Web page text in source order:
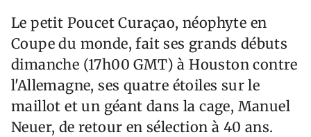
Le petit Poucet Curaçao, néophyte en
Coupe du monde, fait ses grands débuts
dimanche (17h00 GMT) à Houston contre
l'Allemagne, ses quatre étoiles sur le
maillot et un géant dans la cage, Manuel
Neuer, de retour en sélection à 40 ans.